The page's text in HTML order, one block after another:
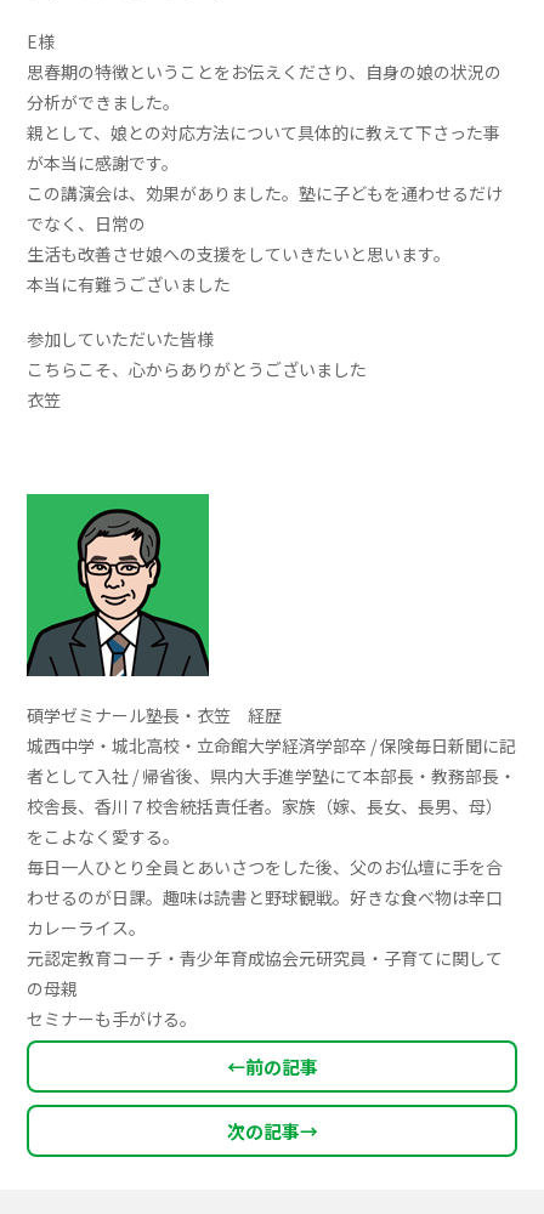
E様
思春期の特徴ということをお伝えくださり、自身の娘の状況の
分析ができました。
親として、娘との対応方法について具体的に教えて下さった事
が本当に感謝です。
この講演会は、効果がありました。塾に子どもを通わせるだけ
でなく、日常の
生活も改善させ娘への支援をしていきたいと思います。
本当に有難うございました
参加していただいた皆様
こちらこそ、心からありがとうございました
衣笠
碩学ゼミナール塾長・衣笠 経歴
城西中学・城北高校・立命館大学経済学部卒 / 保険毎日新聞に記
者として入社 / 帰省後、県内大手進学塾にて本部長・教務部長・
校舎長、香川７校舎統括責任者。家族（嫁、長女、長男、母）
をこよなく愛する。
毎日一人ひとり全員とあいさつをした後、父のお仏壇に手を合
わせるのが日課。趣味は読書と野球観戦。好きな食べ物は辛口
カレーライス。
元認定教育コーチ・青少年育成協会元研究員・子育てに関して
の母親
セミナーも手がける。
←前の記事
次の記事→